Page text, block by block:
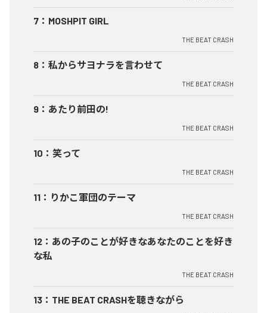
7 ： MOSHPIT GIRL
THE BEAT CRASH
8 ： 私からサヨナラを言わせて
THE BEAT CRASH
9 ： あたり前田の!
THE BEAT CRASH
10 ： 笑って
THE BEAT CRASH
11 ： りかこ軍団のテーマ
THE BEAT CRASH
12 ： あの子のことが好きなあなたのことを好き
な私
THE BEAT CRASH
13 ： THE BEAT CRASHを聴きながら